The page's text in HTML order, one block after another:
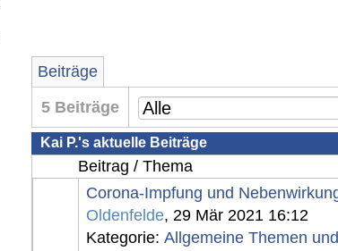
Beiträge
5 Beiträge
Kai P.'s aktuelle Beiträge
Beitrag / Thema
Corona-Impfung und
Oldenfelde, 29 Mär 2021 16:12
Kategorie: Allgemeine Themen und